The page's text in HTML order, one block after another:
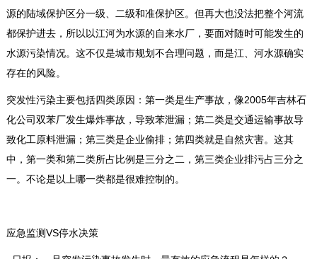
源的陆域保护区分一级、二级和准保护区。但再大也没法把整个河流
都保护进去，所以以江河为水源的自来水厂，要面对随时可能发生的
水源污染情况。这不仅是城市规划不合理问题，而是江、河水源确实
存在的风险。
突发性污染主要包括四类原因：第一类是生产事故，像2005年吉林石
化公司双苯厂发生爆炸事故，导致苯泄漏；第二类是交通运输事故导
致化工原料泄漏；第三类是企业偷排；第四类就是自然灾害。这其
中，第一类和第二类所占比例是三分之二，第三类企业排污占三分之
一。不论是以上哪一类都是很难控制的。
应急监测VS停水决策